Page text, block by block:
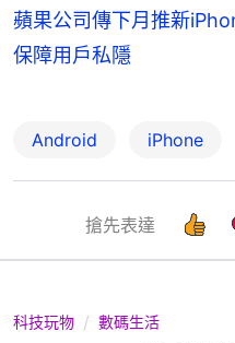
蘋果公司傳下月推新
保障用戶私隱
Android iPhone
搶先表達
科技玩物 數碼生活